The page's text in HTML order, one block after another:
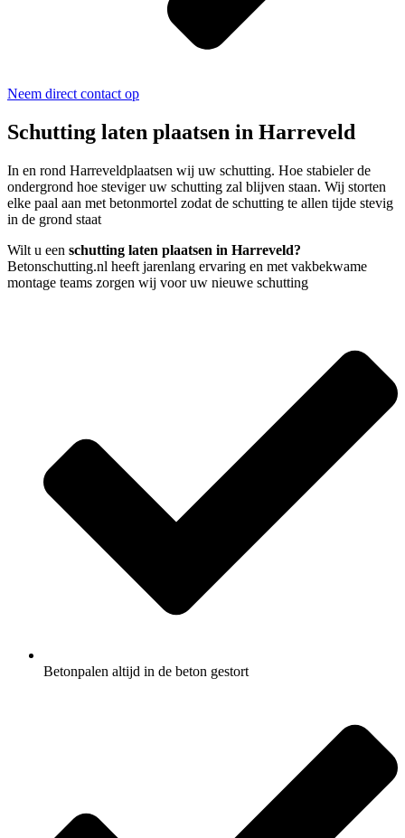
Neem direct contact op
Schutting laten plaatsen in Harreveld
In en rond Harreveldplaatsen wij uw schutting. Hoe stabieler de
ondergrond hoe steviger uw schutting zal blijven staan. Wij storten
elke paal aan met betonmortel zodat de schutting te allen tijde stevig
in de grond staat
Wilt u een schutting laten plaatsen in Harreveld?
Betonschutting.nl heeft jarenlang ervaring en met vakbekwame
montage teams zorgen wij voor uw nieuwe schutting
Betonpalen altijd in de beton gestort